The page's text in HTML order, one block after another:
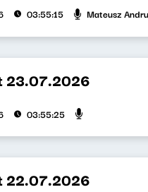
03:55:15 Mateusz
23.07.2026
03:55:25
22.07.2026